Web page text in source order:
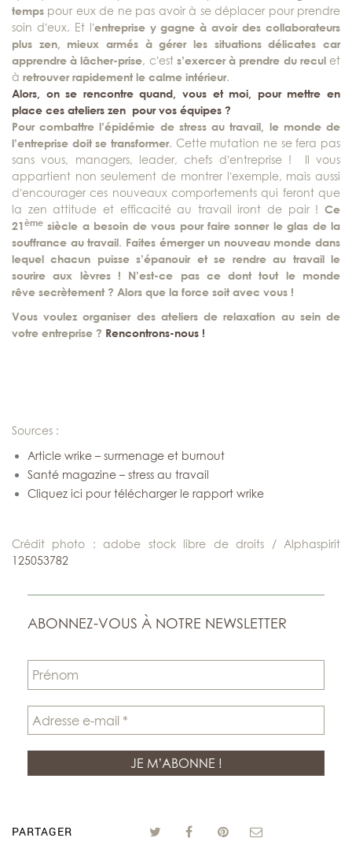
temps pour eux de ne pas avoir à se déplacer pour prendre
soin d’eux. Et l’entreprise y gagne à avoir des collaborateurs
plus zen, mieux armés à gérer les situations délicates car
apprendre à lâcher-prise, c’est s’exercer à prendre du reculet
à retrouver rapidement le calme intérieur.
Alors, on se rencontre quand, vous et moi, pour mettre en
place ces ateliers zen pour vos équipes ?
Pour combattre l’épidémie de stress au travail, le monde de
l’entreprise doit se transformer. Cette mutation ne se fera pas
sans vous, managers, leader, chefs d’entreprise ! Il vous
appartient non seulement de montrer l’exemple, mais aussi
d’encourager ces nouveaux comportements qui feront que
la zen attitude et efficacité au travail iront de pair ! Ce
21 ème siècle a besoin de vous pour faire sonner le glas de la
souffrance au travail. Faites émerger un nouveau monde dans
lequel chacun puisse s’épanouir et se rendre au travail le
sourire aux lèvres ! N’est-ce pas ce dont tout le monde
rêve secrètement ? Alors que la force soit avec vous !
Vous voulez organiser des ateliers de relaxation au sein de
votre entreprise ? Rencontrons-nous !
Sources :
Article wrike – surmenage et burnout
Santé magazine – stress au travail
Cliquez ici pour télécharger le rapport wrike
Crédit photo : adobe stock libre de droits / Alphaspirit
125053782
ABONNEZ-VOUS À NOTRE NEWSLETTER
PARTAGER